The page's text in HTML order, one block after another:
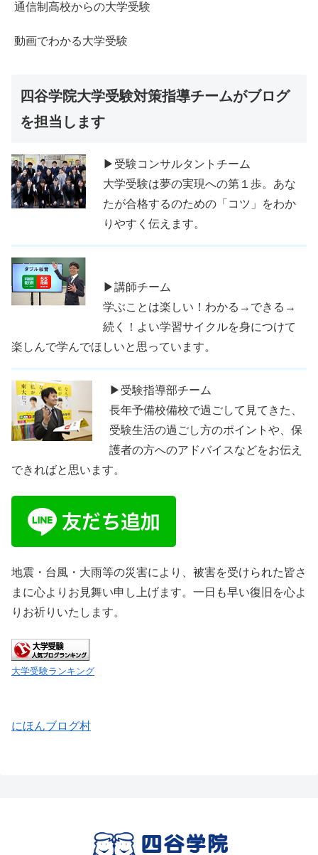
通信制高校からの大学受験
動画でわかる大学受験
四谷学院大学受験対策指導チームがブログ
を担当します
▶受験コンサルタントチーム
大学受験は夢の実現への第１歩。あな
たが合格するのための「コツ」をわか
りやすく伝えます。
▶講師チーム
学ぶことは楽しい！わかる→できる→
続く！よい学習サイクルを身につけて
楽しんで学んでほしいと思っています。
▶受験指導部チーム
長年予備校備校で過ごして見てきた、
受験生活の過ごし方のポイントや、保
護者の方へのアドバイスなどをお伝え
できればと思います。
地震・台風・大雨等の災害により、被害を受けられた皆さ
まに心よりお見舞い申し上げます。一日も早い復旧を心よ
りお祈りいたします。
大学受験ランキング
にほんブログ村